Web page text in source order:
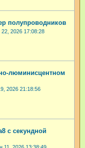
полупроводников
2026 17:08:28
люминисцентном
2026 21:18:56
с секундной